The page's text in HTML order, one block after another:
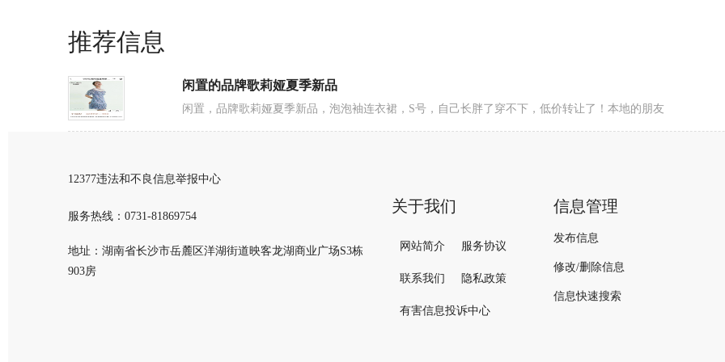
密码：
验 证 码：
推荐信息
闲置的品牌歌莉娅夏季新品
闲置，品牌歌莉娅夏季新品，泡泡袖连衣裙，S号，自己​‌‌长胖了穿不下，低价转让了！本地的朋友
12377违法和不良信息举报中心
服务热线： 0731-81869754
地址：湖南省长沙市岳麓区洋湖街道映客龙湖商业广场S3栋
903房
关于我们
网站简介 服务协议
联系我们 隐私政策
有害信息投诉中心
信息管理
发布信息
修改/删除信息
信息快速搜索